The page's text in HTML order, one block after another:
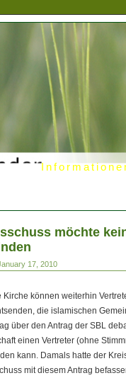
möchte
17, 2010
können weiterhin
die islamischen
über den Antrag der SBL
einen Vertreter (ohne
kann. Damals hatte der
mit diesem Antrag